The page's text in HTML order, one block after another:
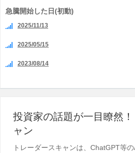
急騰開始した日(初動)
2025/11/13
2025/05/15
2023/08/14
投資家の話題が一目瞭然
ャン
トレーダースキャンは、ChatGPT等